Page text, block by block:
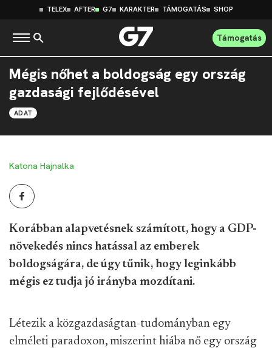
TELEX AFTER G7 KARAKTER TÁMOGATÁS SHOP
Támogatás
Mégis nőhet a boldogság egy ország
gazdasági fejlődésével
ADAT
Katona Hajnalka
Korábban alapvetésnek számított, hogy a GDP-
növekedés nincs hatással az emberek
boldogságára, de úgy tűnik, hogy leginkább
mégis ez tudja jó irányba mozdítani.
Létezik a közgazdaságtan-tudományban egy
elméleti paradoxon, miszerint hiába nő egy ország